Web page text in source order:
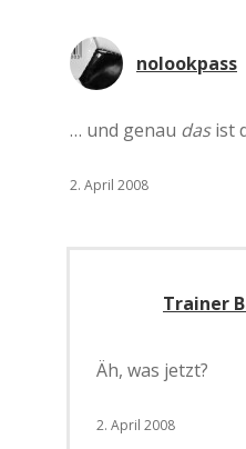
nolookpass
… und genau dasist
2. April 2008
Trainer
Äh, was jetzt?
2. April 2008